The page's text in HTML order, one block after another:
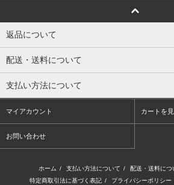
返品について
配送・送料について
支払い方法について
マイアカウント カートを
お問い合わせ
ホーム / 支払い方法について / 配送・送料につ
特定商取引法に基づく表記 / プライバシーポリシー